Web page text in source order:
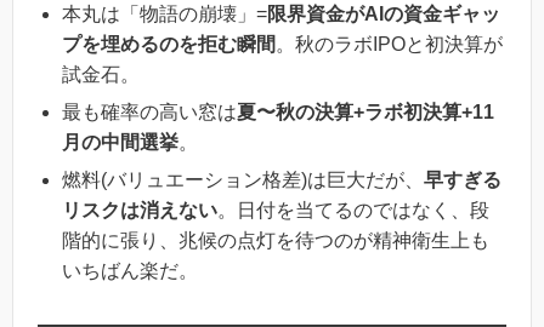
本丸は「物語の崩壊」=限界資金がAIの資金ギャッ
プを埋めるのを拒む瞬間 。秋のラボIPOと初決算が
試金石。
最も確率の高い窓は夏〜秋の決算+ラボ初決算+11
月の中間選挙。
燃料(バリュエーション格差)は巨大だが、 早すぎる
リスクは消えない。日付を当てるのではなく、段
階的に張り、兆候の点灯を待つのが精神衛生上も
いちばん楽だ。